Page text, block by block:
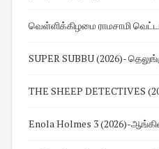
வெள்ளிக்கிழமை ராமசாமி
THE SHEEP DETECTIVES
Enola Holmes 3 (2026)-